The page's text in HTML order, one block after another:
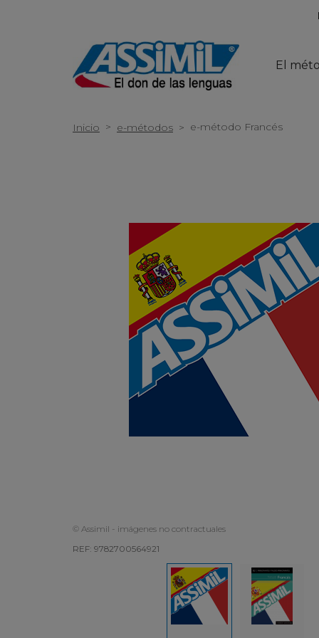
El
Inicio > e-métodos > e-método Francés
© Assimil - imágenes no contractuales
REF: 9782700564921